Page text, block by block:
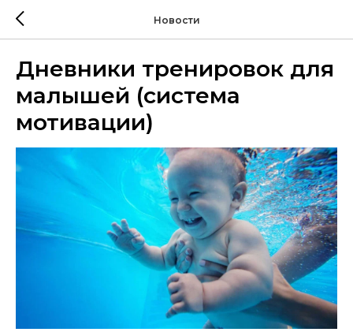
Новости
Дневники тренировок для
малышей (система
мотивации)